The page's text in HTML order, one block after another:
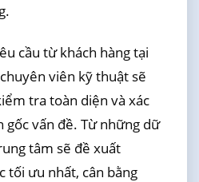
cầu từ khách hàng tại
viên kỹ thuật sẽ
tra toàn diện và xác
gốc vấn đề. Từ những dữ
tâm sẽ đề xuất
tối ưu nhất, cân bằng